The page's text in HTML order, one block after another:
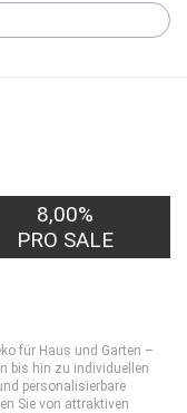
8,00%
PRO SALE
für Haus und Garten –
bis hin zu individuellen
personalisierbare
Sie von attraktiven